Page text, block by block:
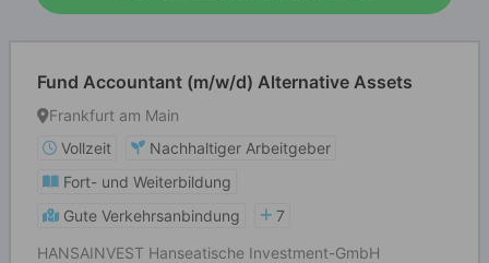
Fund Accountant (m/w/d) Alternative Assets
Frankfurt am Main
Vollzeit
Nachhaltiger Arbeitgeber
Fort- und Weiterbildung
Gute Verkehrsanbindung
7
HANSAINVEST Hanseatische Investment-GmbH